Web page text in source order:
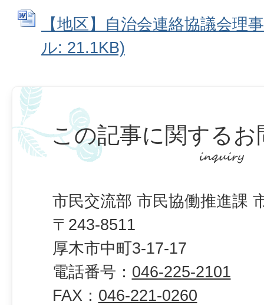
【地区】自治会連絡協議会理
ル: 21.1KB)
この記事に関するお
市民交流部 市民協働推進課
〒243-8511
厚木市中町3-17-17
電話番号： 046-225-2101
FAX： 046-221-0260